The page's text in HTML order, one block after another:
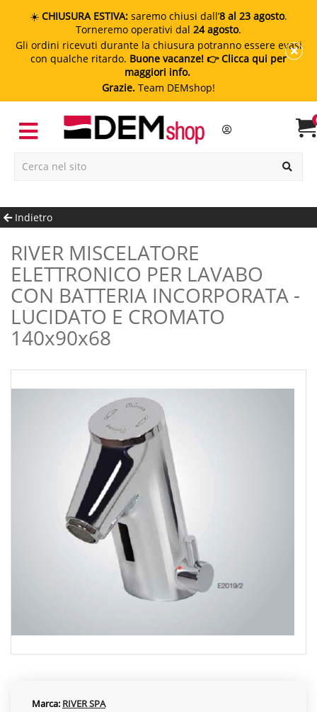
☀️ CHIUSURA ESTIVA: saremo chiusi dall’8 al 23 agosto.
Torneremo operativi dal 24 agosto.
Gli ordini ricevuti durante la chiusura potranno essere evasi
con qualche ritardo. Buone vacanze! 👉 Clicca qui per
maggiori info.
Grazie. Team DEMshop!
Indietro
RIVER MISCELATORE
ELETTRONICO PER LAVABO
CON BATTERIA INCORPORATA -
LUCIDATO E CROMATO
140x90x68
Marca: RIVER SPA